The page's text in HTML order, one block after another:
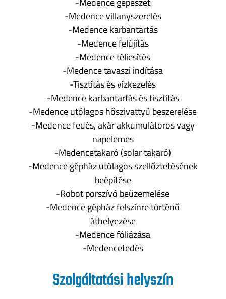
-Medence villanyszerelés
-Medence karbantartás
-Medence felújítás
-Medence téliesítés
-Medence tavaszi indítása
-Tisztítás és vízkezelés
-Medence karbantartás és tisztítás
-Medence utólagos hőszivattyú beszerelése
-Medence fedés, akár akkumulátoros vagy
napelemes
-Medencetakaró (solar takaró)
-Medence gépház utólagos szellőztetésének
beépítése
-Robot porszívó beüzemelése
-Medence gépház felszínre történő
áthelyezése
-Medence fóliázása
-Medencefedés
Szolgáltatási helyszín